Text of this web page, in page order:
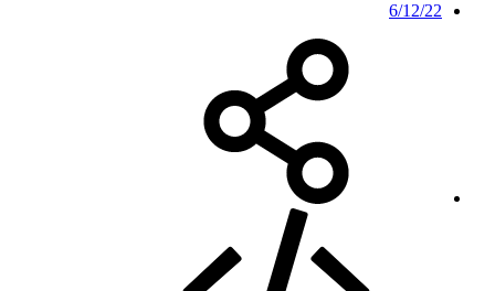
6/12/22